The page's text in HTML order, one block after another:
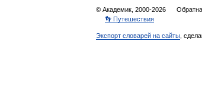
© Академик, 2000-2026
👣 Путешествия
Экспорт словарей на сайты ,